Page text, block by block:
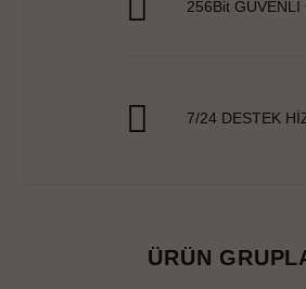
256Bit GÜVENLİ
7/24 DESTEK
ÜRÜN